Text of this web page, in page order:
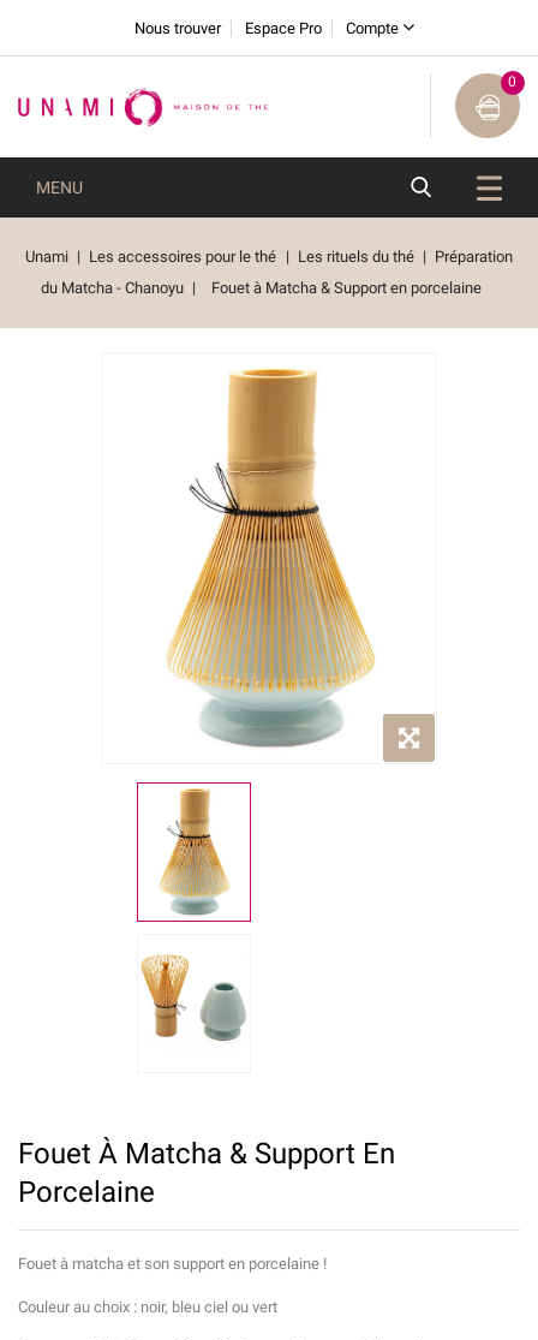
Nous trouver Espace Pro Compte
0
MENU
Unami Les accessoires pour le thé Les rituels du thé
Préparation
du Matcha - Chanoyu
Fouet à Matcha & Support en porcelaine
Fouet À Matcha & Support En
Porcelaine
Fouet à matcha et son support en porcelaine !
Couleur au choix : noir, bleu ciel ou vert